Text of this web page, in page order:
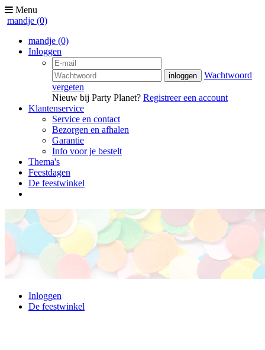
Menu
mandje (0)
mandje (0)
Inloggen
Wachtwoord
vergeten
Nieuw bij Party Planet? Registreer een account
Klantenservice
Service en contact
Bezorgen en afhalen
Garantie
Info voor je bestelt
Thema's
Feestdagen
De feestwinkel
Inloggen
De feestwinkel